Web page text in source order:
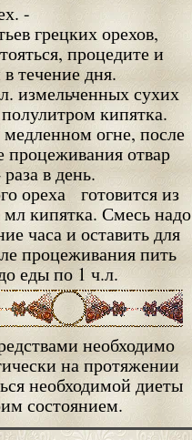
-
грецких орехов,
процедите и
течение дня.
измельченных сухих
кипятка.
огне, после
процеживания отвар
в день.
ореха готовится из
мл кипятка. Смесь надо
часа и оставить для
процеживания пить
еды по 1 ч.л.
необходимо
на протяжении
необходимой диеты
состоянием.